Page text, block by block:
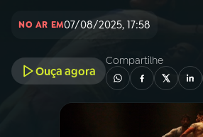
INÍCIO
A RÁDIO
PROGRAMAÇÃO
NO AR EM07/08/2025, 17:58
Ouça agora
Compartilhe